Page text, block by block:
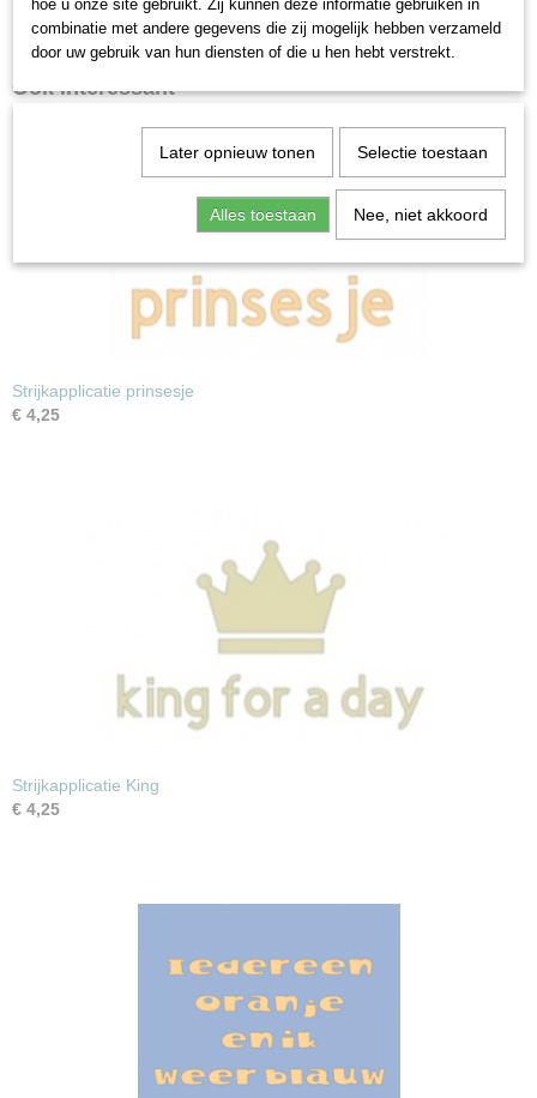
Ook interessant
Strijkapplicatie prinsesje
€ 4,25
Strijkapplicatie King
€ 4,25
hoe u onze site gebruikt. Zij kunnen deze informatie gebruiken in
combinatie met andere gegevens die zij mogelijk hebben verzameld
door uw gebruik van hun diensten of die u hen hebt verstrekt.
Later opnieuw tonen Selectie toestaan
Alles toestaan Nee, niet akkoord